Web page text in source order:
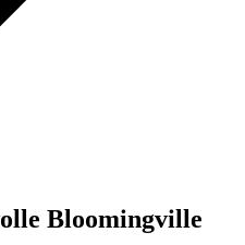
Bloomingville